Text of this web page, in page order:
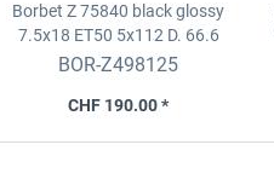
Borbet Z 75840 black glossy
7.5x18 ET50 5x112 D. 66.6
BOR-Z498125
CHF 190.00 *